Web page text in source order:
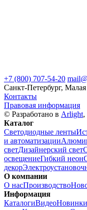
+7 (800) 707-54-20
Санкт-Петербург, Малая
Контакты
Правовая информация
© Разработано в Arlight,
Каталог
Светодиодные ленты
и автоматизации
светДизайнерский свет
освещениеГибкий неон
декор
О компании
О насПроизводство
Информация
КаталогиВидеоНовинки